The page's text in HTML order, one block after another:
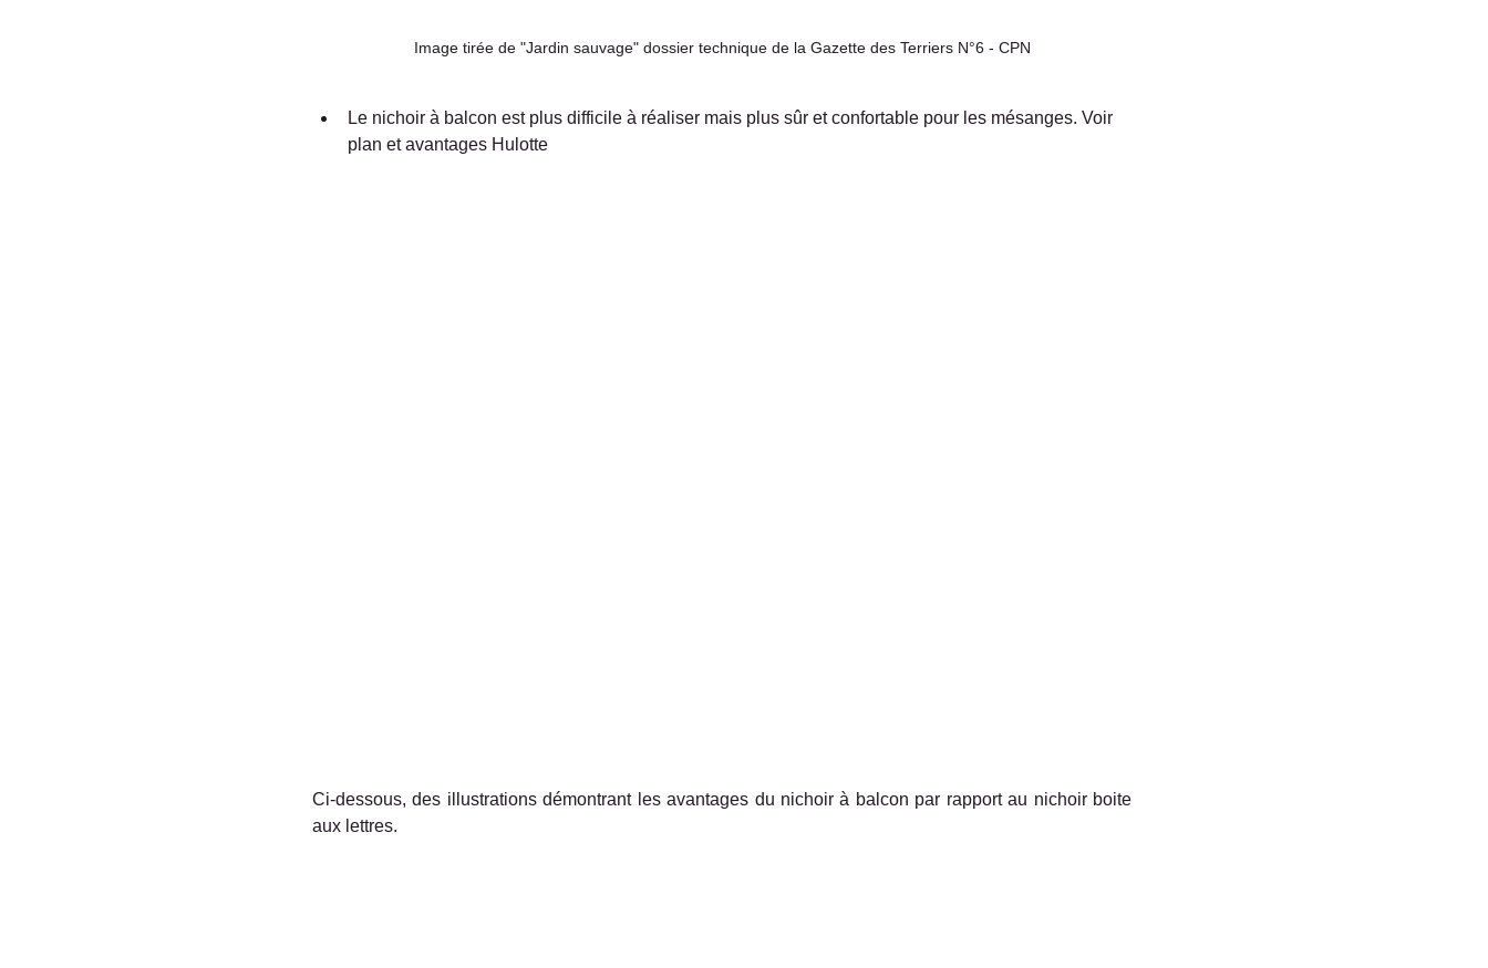
Image tirée de "Jardin sauvage" dossier technique de la Gazette des Terriers N°6 - CPN
Le nichoir à balcon est plus difficile à réaliser mais plus sûr et confortable pour les mésanges. Voir
plan et avantages Hulotte
Ci-dessous, des illustrations démontrant les avantages du nichoir à balcon par rapport au nichoir boite
aux lettres.